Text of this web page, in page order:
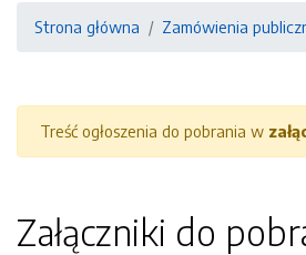
Strona główna Zamówienia
Treść ogłoszenia do pobrania w
Załączniki do